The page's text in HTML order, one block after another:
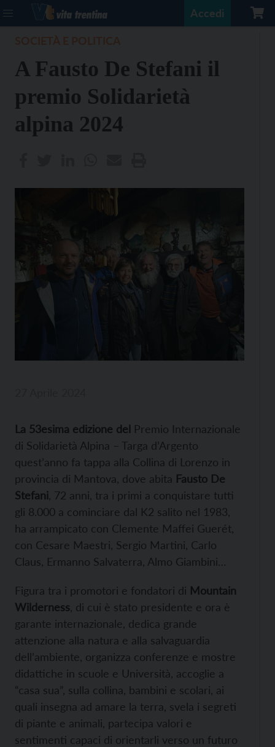
Accedi
A Fausto De Stefani il
premio Solidarietà
alpina 2024
La 53esima edizione del Premio Internazionale
di Solidarietà Alpina – Targa d’Argento
quest’anno fa tappa alla Collina di Lorenzo in
provincia di Mantova, dove abita Fausto De
Stefani , 72 anni, tra i primi a conquistare tutti
gli 8.000 a cominciare dal K2 salito nel 1983,
ha arrampicato con Clemente Maffei Guerét,
con Cesare Maestri, Sergio Martini, Carlo
Claus, Ermanno Salvaterra, Almo Giambini…
Figura tra i promotori e fondatori di Mountain
Wilderness , di cui è stato presidente e ora è
garante internazionale, dedica grande
attenzione alla natura e alla salvaguardia
dell’ambiente, organizza conferenze e mostre
didattiche in scuole e Università, accoglie a
“casa sua”, sulla collina, bambini e scolari, ai
quali insegna ad amare la terra, svela i segreti
di piante e animali, partecipa valori e
sentimenti capaci di orientarli verso un futuro